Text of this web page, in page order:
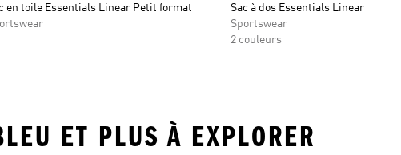
en toile Essentials Linear Petit format
Sac à dos Essentials Linear
Sportswear
2 couleurs
ET PLUS À EXPLORER